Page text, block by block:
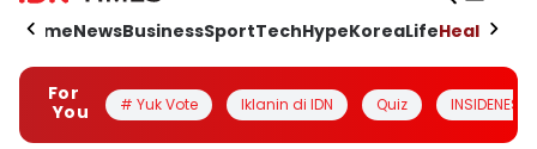
HomeNewsBusinessSportTechHypeKoreaLifeHealth
For
You
# Yuk Vote Iklanin di IDN Quiz INSIDENESIA